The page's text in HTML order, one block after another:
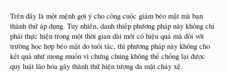
Trên đây là một mệnh gợi ý cho công cuộc giảm béo mặt mà bạn
thành thử áp dụng. Tuy nhiên, danh thiếp phương pháp này không chỉ
phải thực hiện trong một thời gian dài mới có hiệu quả mà đối với
trường học hợp béo mặt do tuổi tác, thì phương pháp này không cho
kết quả như mong muốn vì chưng chúng không thể chống lại được
quy luật lão hóa gây thành thử hiện tượng da mặt chảy xệ.